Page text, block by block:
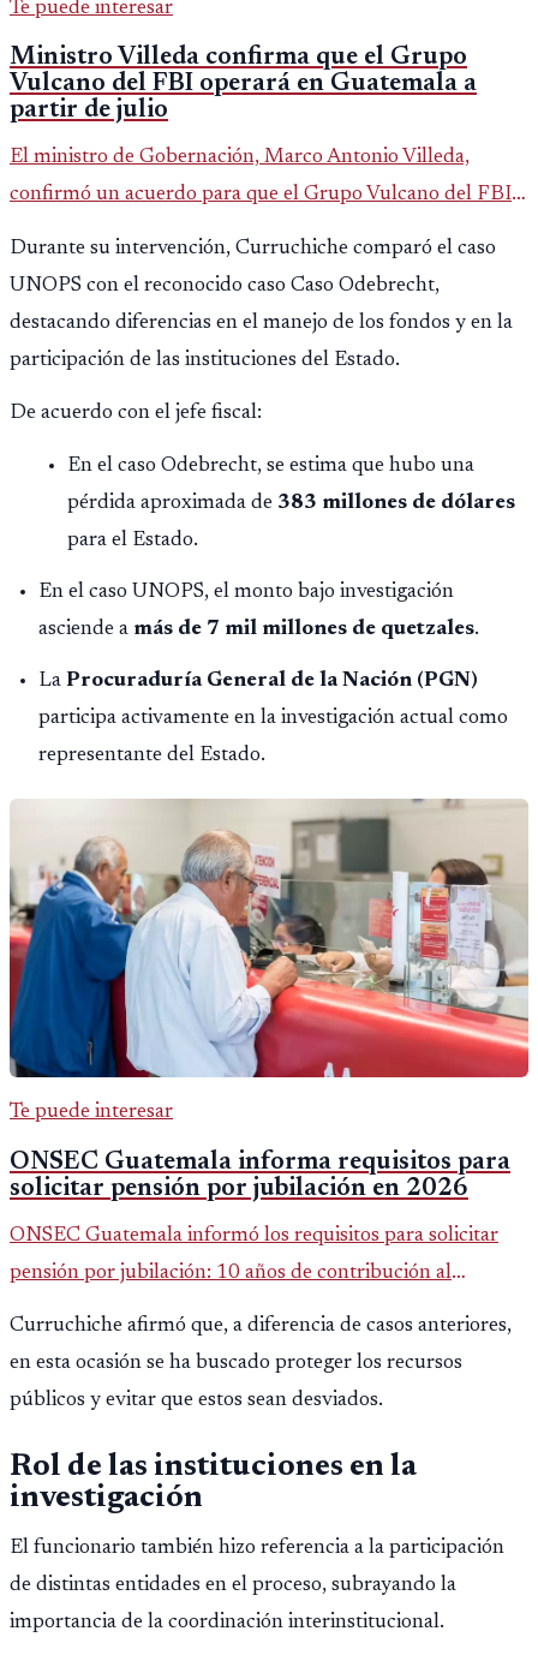
Te puede interesar
Ministro Villeda confirma que el Grupo
Vulcano del FBI operará en Guatemala a
partir de julio
El ministro de Gobernación, Marco Antonio Villeda,
confirmó un acuerdo para que el Grupo Vulcano del FBI
Durante su intervención, Curruchiche comparó el caso
UNOPS con el reconocido caso Caso Odebrecht,
destacando diferencias en el manejo de los fondos y en la
participación de las instituciones del Estado.
De acuerdo con el jefe fiscal:
En el caso Odebrecht, se estima que hubo una
pérdida aproximada de 383 millones de dólares
para el Estado.
En el caso UNOPS, el monto bajo investigación
asciende a más de 7 mil millones de quetzales.
La Procuraduría General de la Nación (PGN)
participa activamente en la investigación actual como
representante del Estado.
Te puede interesar
ONSEC Guatemala informa requisitos para
solicitar pensión por jubilación en 2026
ONSEC Guatemala informó los requisitos para solicitar
pensión por jubilación: 10 años de contribución al
Montepío y 50 años de edad, o 20 años de servicio sin
importar edad.
Curruchiche afirmó que, a diferencia de casos anteriores,
en esta ocasión se ha buscado proteger los recursos
públicos y evitar que estos sean desviados.
Rol de las instituciones en la
investigación
El funcionario también hizo referencia a la participación
de distintas entidades en el proceso, subrayando la
importancia de la coordinación interinstitucional.